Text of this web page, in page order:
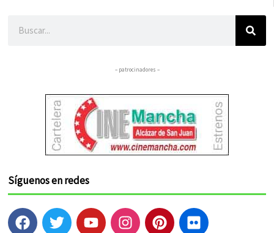
– patrocinadores –
Síguenos en redes
F
a
T
w
Y
o
I
n
P
i
F
l